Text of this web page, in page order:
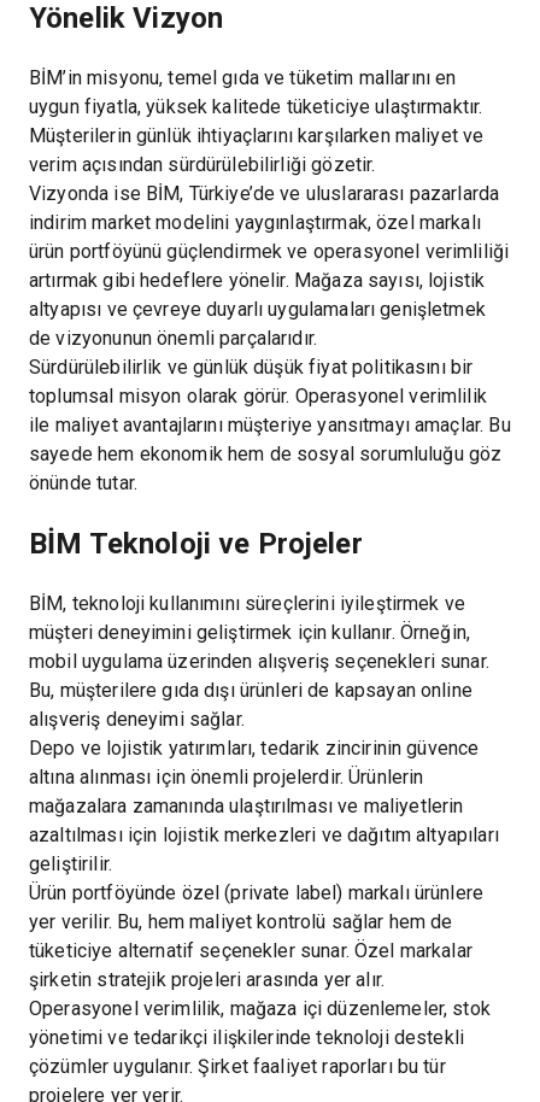
Yönelik Vizyon
BİM’in misyonu, temel gıda ve tüketim mallarını en
uygun fiyatla, yüksek kalitede tüketiciye ulaştırmaktır.
Müşterilerin günlük ihtiyaçlarını karşılarken maliyet ve
verim açısından sürdürülebilirliği gözetir.
Vizyonda ise BİM, Türkiye’de ve uluslararası pazarlarda
indirim market modelini yaygınlaştırmak, özel markalı
ürün portföyünü güçlendirmek ve operasyonel verimliliği
artırmak gibi hedeflere yönelir. Mağaza sayısı, lojistik
altyapısı ve çevreye duyarlı uygulamaları genişletmek
de vizyonunun önemli parçalarıdır.
Sürdürülebilirlik ve günlük düşük fiyat politikasını bir
toplumsal misyon olarak görür. Operasyonel verimlilik
ile maliyet avantajlarını müşteriye yansıtmayı amaçlar. Bu
sayede hem ekonomik hem de sosyal sorumluluğu göz
önünde tutar.
BİM Teknoloji ve Projeler
BİM, teknoloji kullanımını süreçlerini iyileştirmek ve
müşteri deneyimini geliştirmek için kullanır. Örneğin,
mobil uygulama üzerinden alışveriş seçenekleri sunar.
Bu, müşterilere gıda dışı ürünleri de kapsayan online
alışveriş deneyimi sağlar.
Depo ve lojistik yatırımları, tedarik zincirinin güvence
altına alınması için önemli projelerdir. Ürünlerin
mağazalara zamanında ulaştırılması ve maliyetlerin
azaltılması için lojistik merkezleri ve dağıtım altyapıları
geliştirilir.
Ürün portföyünde özel (private label) markalı ürünlere
yer verilir. Bu, hem maliyet kontrolü sağlar hem de
tüketiciye alternatif seçenekler sunar. Özel markalar
şirketin stratejik projeleri arasında yer alır.
Operasyonel verimlilik, mağaza içi düzenlemeler, stok
yönetimi ve tedarikçi ilişkilerinde teknoloji destekli
çözümler uygulanır. Şirket faaliyet raporları bu tür
projelere yer verir.